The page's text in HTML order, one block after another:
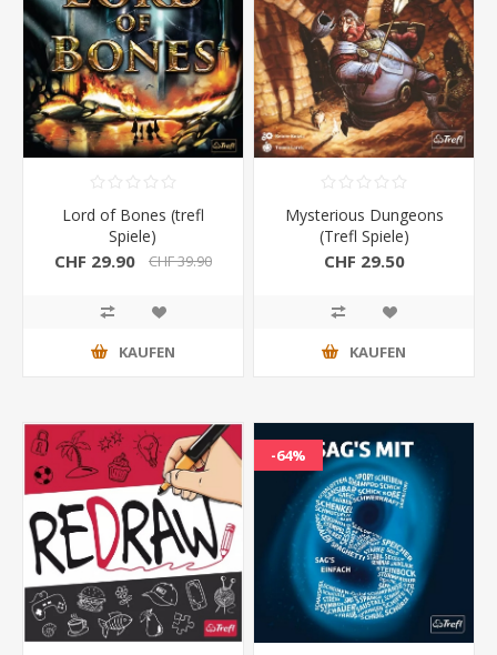
Lord of Bones (trefl
Spiele)
CHF 29.90 CHF 39.90
KAUFEN
Mysterious Dungeons
(Trefl Spiele)
CHF 29.50
KAUFEN
-64%